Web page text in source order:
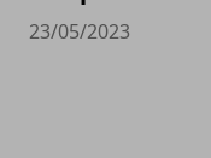
23/05/2023